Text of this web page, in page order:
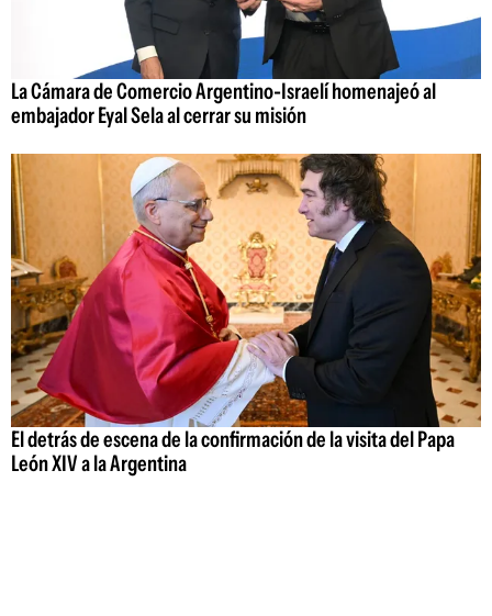
La Cámara de Comercio Argentino-Israelí homenajeó al
embajador Eyal Sela al cerrar su misión
El detrás de escena de la confirmación de la visita del Papa
León XIV a la Argentina